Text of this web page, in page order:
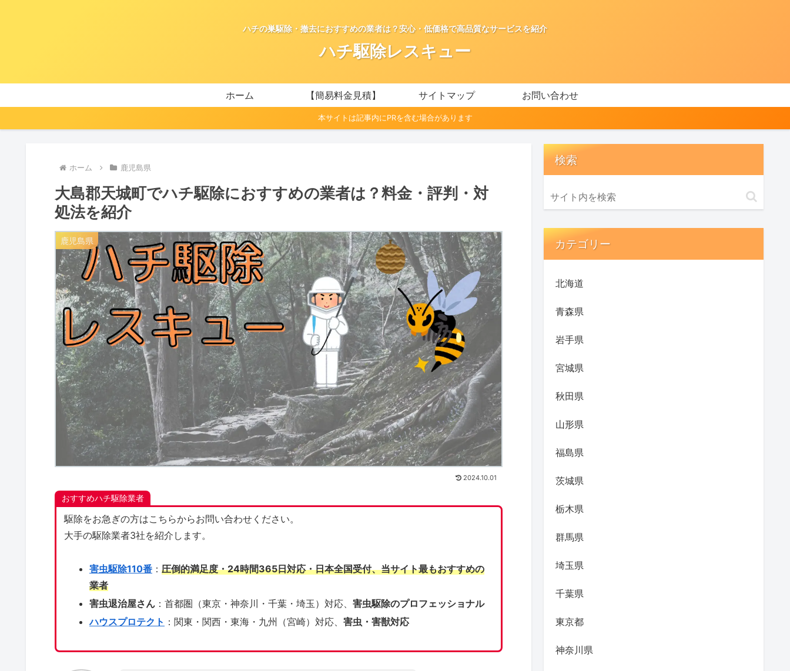
ハチの巣駆除・撤去におすすめの業者は？安心・低価格で高品質なサービスを紹介
ハチ駆除レスキュー
ホーム 【簡易料金見積】 サイトマップ お問い合わせ
本サイトは記事内にPRを含む場合があります
ホーム 鹿児島県
大島郡天城町でハチ駆除におすすめの業者は？料金・評判・対
処法を紹介
鹿児島県
2024.10.01
おすすめハチ駆除業者
駆除をお急ぎの方はこちらからお問い合わせください。
大手の駆除業者3社を紹介します。
害虫駆除110番： 圧倒的満足度・24時間365日対応・日本全国受付、当サイト最もおすすめの
業者
害虫退治屋さん：首都圏（東京・神奈川・千葉・埼玉）対応、 害虫駆除のプロフェッショナル
ハウスプロテクト ：関東・関西・東海・九州（宮崎）対応、 害虫・害獣対応
検索
カテゴリー
北海道
青森県
岩手県
宮城県
秋田県
山形県
福島県
茨城県
栃木県
群馬県
埼玉県
千葉県
東京都
神奈川県